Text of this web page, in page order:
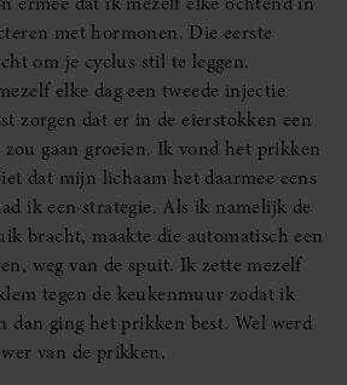
met hormonen. Die eerste
om je cyclus stil te leggen.
elke dag een tweede injectie
zorgen dat er in de eierstokken een
gaan groeien. Ik vond het prikken
dat mijn lichaam het daarmee eens
ik een strategie. Als ik namelijk de
bracht, maakte die automatisch een
weg van de spuit. Ik zette mezelf
tegen de keukenmuur zodat ik
dan ging het prikken best. Wel werd
van de prikken.